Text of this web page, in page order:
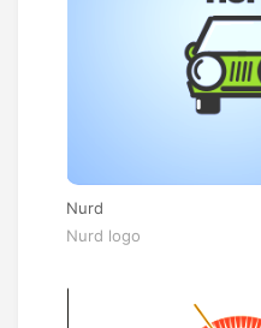
Nurd
Nurd logo